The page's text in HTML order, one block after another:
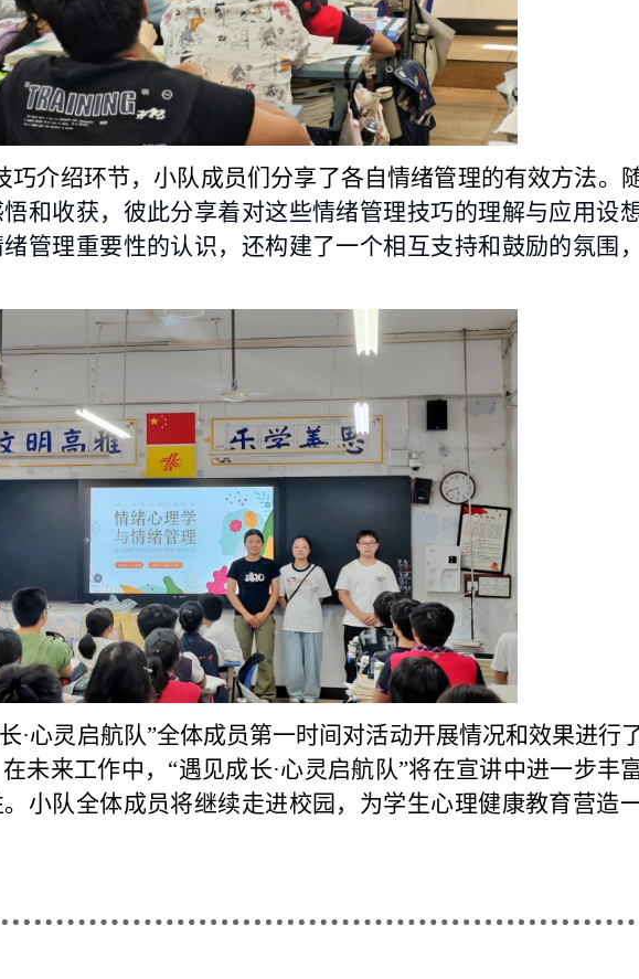
巧介绍环节，小队成员们分享了各自情绪管理的有效方法。随
和收获，彼此分享着对这些情绪管理技巧的理解与应用设
管理重要性的认识，还构建了一个相互支持和鼓励的氛围
·心灵启航队”全体成员第一时间对活动开展情况和效果进行
未来工作中，“遇见成长·心灵启航队”将在宣讲中进一步丰
小队全体成员将继续走进校园，为学生心理健康教育营造